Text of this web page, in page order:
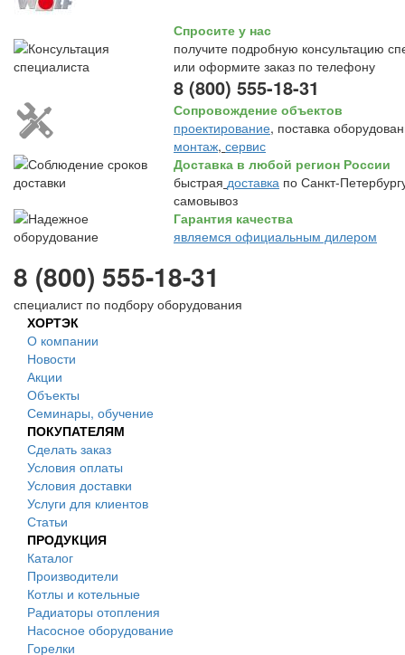
Спросите у нас
получите подробную консультацию
или оформите заказ по телефону
8 (800) 555-18-31
Сопровождение объектов
проектирование, поставка
монтаж, сервис
Доставка в любой регион России
быстрая доставка по Санкт-
самовывоз
Гарантия качества
являемся официальным дилером
8 (800) 555-18-31
специалист по подбору оборудования
ХОРТЭК
О компании
Новости
Акции
Объекты
Семинары, обучение
ПОКУПАТЕЛЯМ
Сделать заказ
Условия оплаты
Условия доставки
Услуги для клиентов
Статьи
ПРОДУКЦИЯ
Каталог
Производители
Котлы и котельные
Радиаторы отопления
Насосное оборудование
Горелки